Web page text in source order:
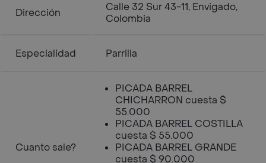
Dirección
Calle 32 Sur 43-11, Envigado,
Colombia
Especialidad Parrilla
Cuanto sale?
PICADA BARREL
CHICHARRON cuesta $
55.000
PICADA BARREL COSTILLA
cuesta $ 55.000
PICADA BARREL GRANDE
cuesta $ 90.000